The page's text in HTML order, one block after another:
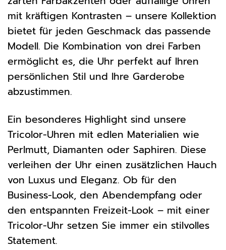
mit kräftigen Kontrasten – unsere Kollektion
bietet für jeden Geschmack das passende
Modell. Die Kombination von drei Farben
ermöglicht es, die Uhr perfekt auf Ihren
persönlichen Stil und Ihre Garderobe
abzustimmen.
Ein besonderes Highlight sind unsere
Tricolor-Uhren mit edlen Materialien wie
Perlmutt, Diamanten oder Saphiren. Diese
verleihen der Uhr einen zusätzlichen Hauch
von Luxus und Eleganz. Ob für den
Business-Look, den Abendempfang oder
den entspannten Freizeit-Look – mit einer
Tricolor-Uhr setzen Sie immer ein stilvolles
Statement.